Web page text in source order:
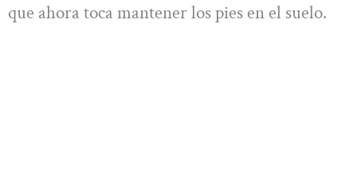
que ahora toca mantener los pies en el suelo.